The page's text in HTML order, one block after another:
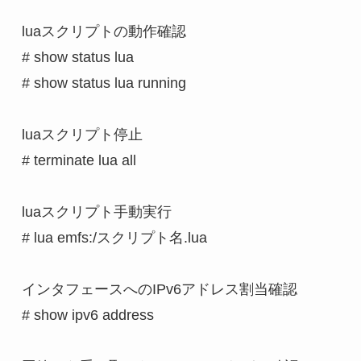
luaスクリプトの動作確認
# show status lua
# show status lua running
luaスクリプト停止
# terminate lua all
luaスクリプト手動実行
# lua emfs:/スクリプト名.lua
インタフェースへのIPv6アドレス割当確認
# show ipv6 address